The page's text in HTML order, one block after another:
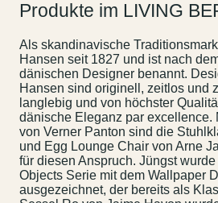
Produkte im LIVING
Als skandinavische
Hansen seit 1827 und ist nach
dänischen Designer benannt.
Hansen sind originell, zeitlos und
langlebig und von höchster
dänische Eleganz par excellence.
von Verner Panton sind die
und Egg Lounge Chair von Arne
für diesen Anspruch. Jüngst
Objects Serie mit dem Wallpaper
ausgezeichnet, der bereits als